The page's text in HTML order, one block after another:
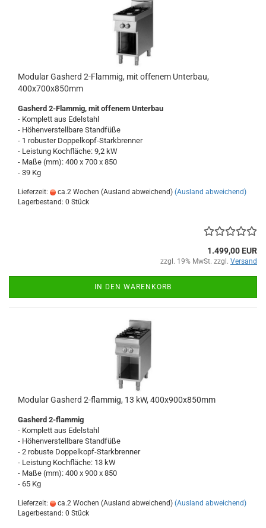
Modular Gasherd 2-Flammig, mit offenem Unterbau,
400x700x850mm
Gasherd 2-Flammig, mit offenem Unterbau
- Komplett aus Edelstahl
- Höhenverstellbare Standfüße
- 1 robuster Doppelkopf-Starkbrenner
- Leistung Kochfläche: 9,2 kW
- Maße (mm): 400 x 700 x 850
- 39 Kg
Lieferzeit: ca.2 Wochen (Ausland abweichend) (Ausland abweichend)
Lagerbestand: 0 Stück
1.499,00 EUR
zzgl. 19% MwSt. zzgl. Versand
IN DEN WARENKORB
Modular Gasherd 2-flammig, 13 kW, 400x900x850mm
Gasherd 2-flammig
- Komplett aus Edelstahl
- Höhenverstellbare Standfüße
- 2 robuste Doppelkopf-Starkbrenner
- Leistung Kochfläche: 13 kW
- Maße (mm): 400 x 900 x 850
- 65 Kg
Lieferzeit: ca.2 Wochen (Ausland abweichend) (Ausland abweichend)
Lagerbestand: 0 Stück